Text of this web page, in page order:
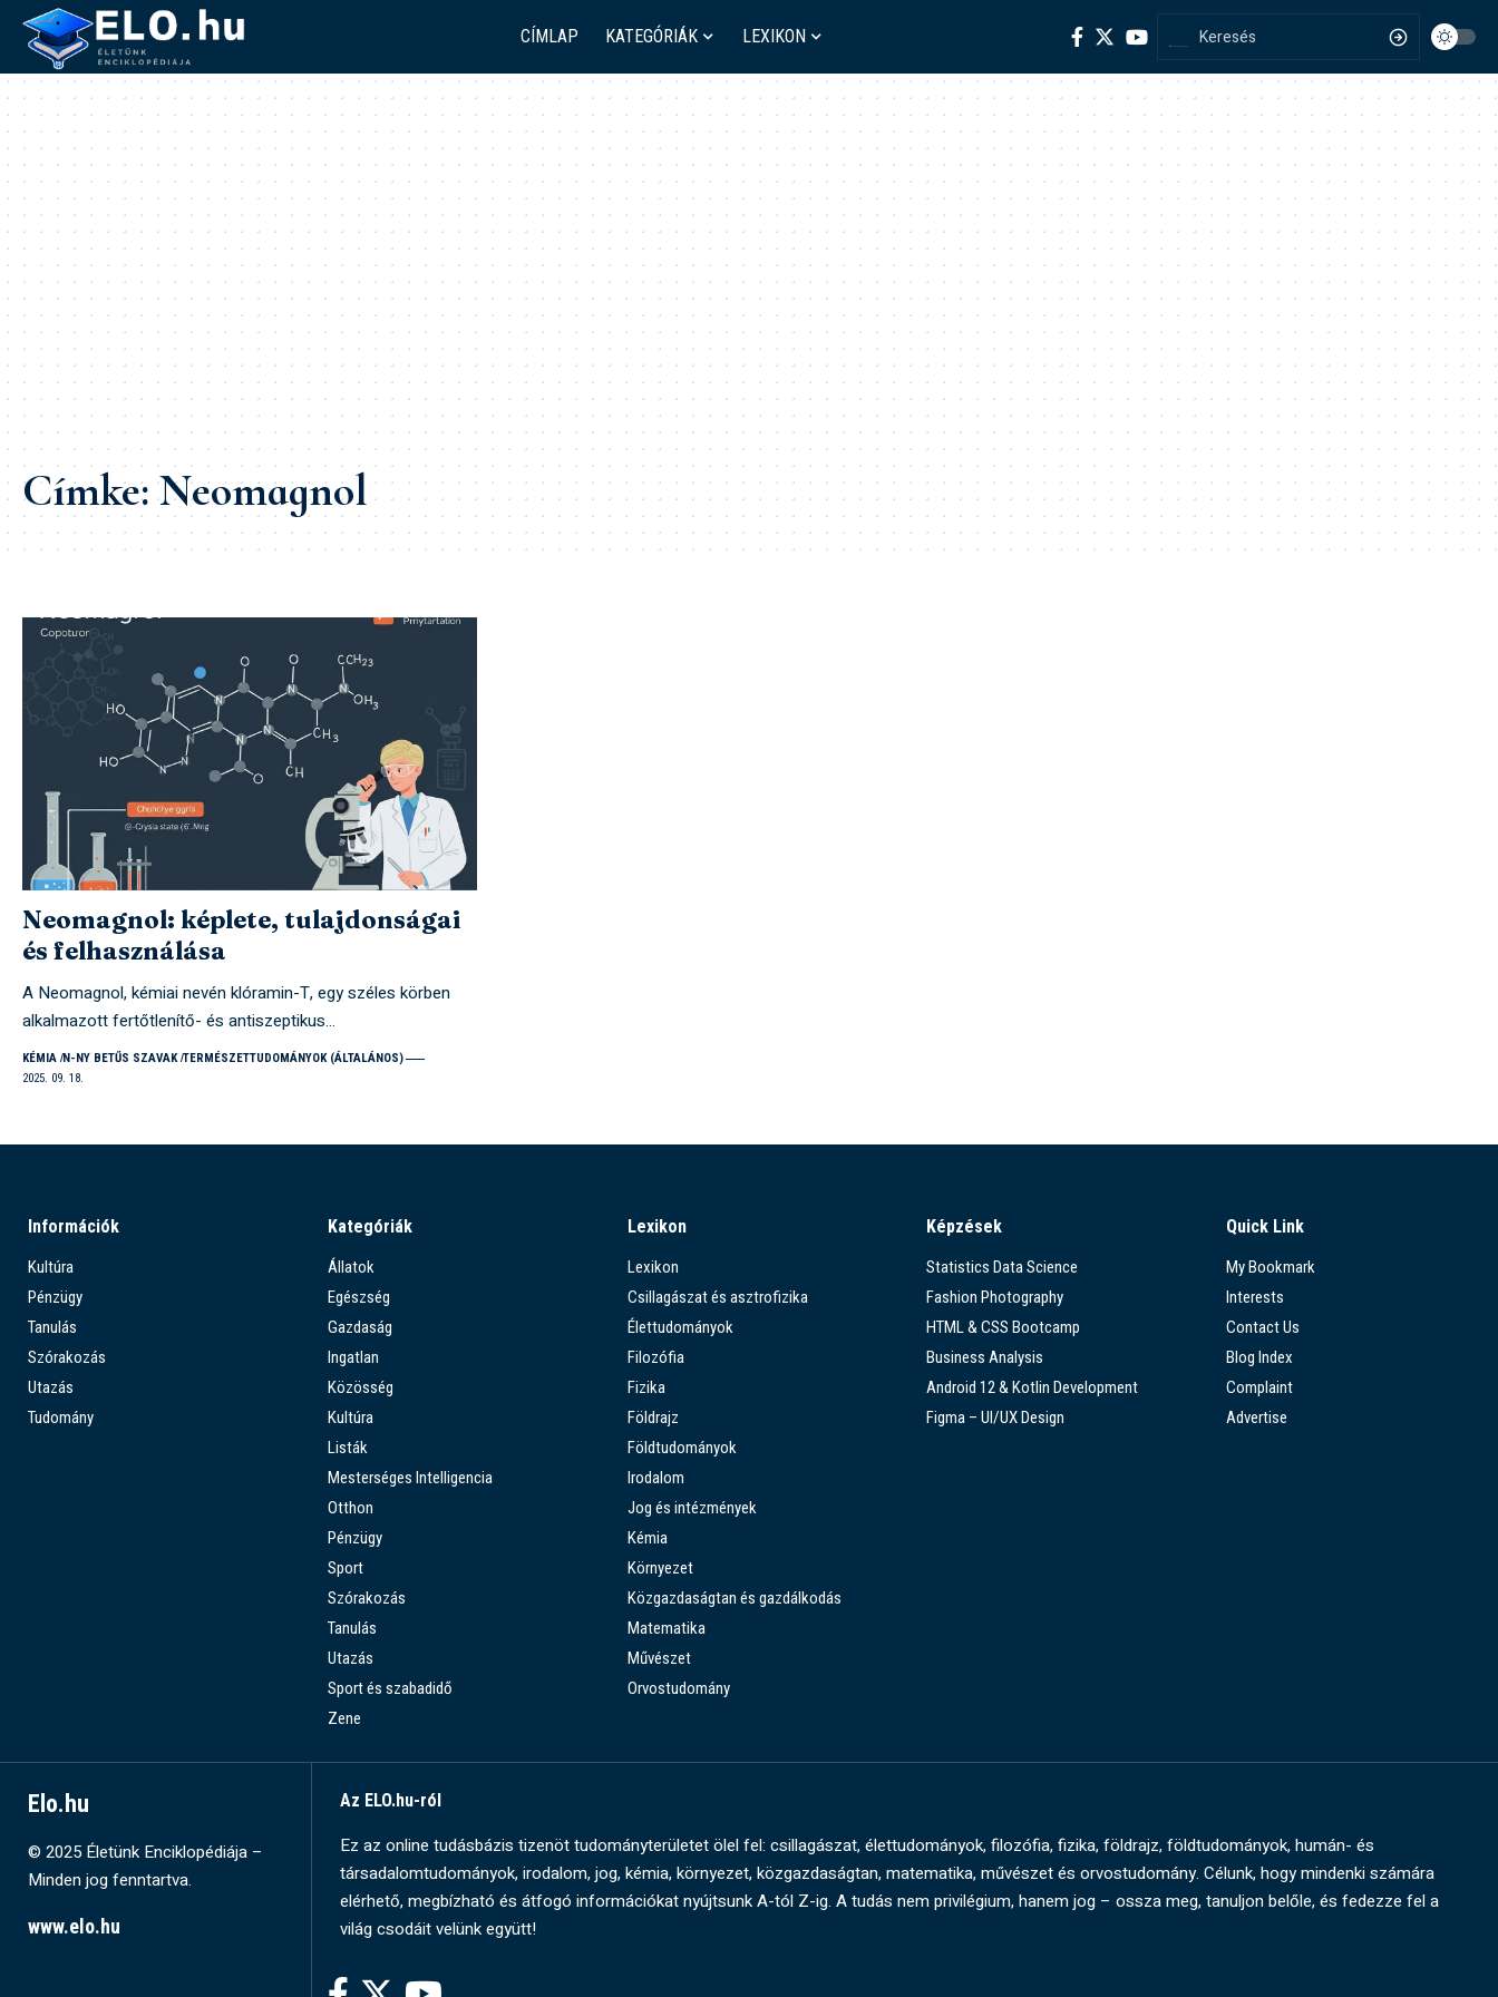
CÍMLAP KATEGÓRIÁK LEXIKON
Címke:Neomagnol
Neomagnol: képlete, tulajdonságai
és felhasználása
A Neomagnol, kémiai nevén klóramin-T, egy széles körben
alkalmazott fertőtlenítő- és antiszeptikus…
KÉMIA N-NY BETŰS SZAVAK TERMÉSZETTUDOMÁNYOK (ÁLTALÁNOS)
2025. 09. 18.
Információk
Kultúra
Pénzügy
Tanulás
Szórakozás
Utazás
Tudomány
Kategóriák
Állatok
Egészség
Gazdaság
Ingatlan
Közösség
Kultúra
Listák
Mesterséges Intelligencia
Otthon
Pénzügy
Sport
Szórakozás
Tanulás
Utazás
Sport és szabadidő
Zene
Lexikon
Lexikon
Csillagászat és asztrofizika
Élettudományok
Filozófia
Fizika
Földrajz
Földtudományok
Irodalom
Jog és intézmények
Kémia
Környezet
Közgazdaságtan és gazdálkodás
Matematika
Művészet
Orvostudomány
Képzések
Statistics Data Science
Fashion Photography
HTML & CSS Bootcamp
Business Analysis
Android 12 & Kotlin Development
Figma – UI/UX Design
Quick Link
My Bookmark
Interests
Contact Us
Blog Index
Complaint
Advertise
Elo.hu
© 2025 Életünk Enciklopédiája –
Minden jog fenntartva.
www.elo.hu
Az ELO.hu-ról
Ez az online tudásbázis tizenöt tudományterületet ölel fel: csillagászat, élettudományok, filozófia, fizika, földrajz, földtudományok, humán- és
társadalomtudományok, irodalom, jog, kémia, környezet, közgazdaságtan, matematika, művészet és orvostudomány. Célunk, hogy mindenki számára
elérhető, megbízható és átfogó információkat nyújtsunk A-tól Z-ig. A tudás nem privilégium, hanem jog – ossza meg, tanuljon belőle, és fedezze fel a
világ csodáit velünk együtt!